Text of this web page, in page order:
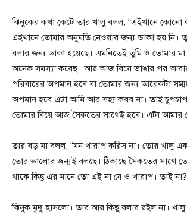
ঝিনুকের কথা কেটে তার খালু বলল, “এইখানে কোনো
এইখানে তোমার অনুমতি নেওয়ার জন্য ডাকা হয় নি।
বলার জন্য ডাকা হয়েছে। এমনিতেই তুমি ও তোমার
অনেক সমস্যা করেছ। আর আজ বিয়ে ভাঙার পর
পরিবারের অপমান হবে বা তোমার জন্য আরেকটা
অপমান হবে এটা আমি আর সহ্য করব না। তাই চুপচাপ
তোমার বিয়ে আজ সৈকতের সাথেই হবে। এটা আমার
তার বড় মা বলল, “মন খারাপ করিস না। তোর খালু
তোর ভালোর জন্যই বলছে। ঠিকাছে সৈকতের সাথে
থাকে কিন্তু এর মানে তো এই না যে ও খারাপ। তাই
ঝিনুক মৃদু হাসলো। তার আর কিছু বলার রইল না। খালু